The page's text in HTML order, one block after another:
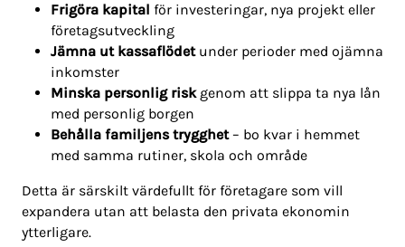
Frigöra kapital för investeringar, nya projekt eller
företagsutveckling
Jämna ut kassaflödetunder perioder med ojämna
inkomster
Minska personlig riskgenom att slippa ta nya lån
med personlig borgen
Behålla familjens trygghet– bo kvar i hemmet
med samma rutiner, skola och område
Detta är särskilt värdefullt för företagare som vill
expandera utan att belasta den privata ekonomin
ytterligare.